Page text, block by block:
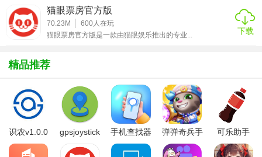
1. 私密聊天功能，保护情侣间的隐私。
等。
4. 多平台同步，随时随地与对方保持联系。
5. 丰富的情侣互动游戏，增进感情。
【小恩爱情侣用法】
猫眼票房官方版
70.23M 600 人在玩
猫眼票房官方版是一款由猫眼娱乐推出的专业...
下载
精品推荐
识农v1.0.0
gpsjoystick
手机查找器
app
弹弹奇兵手
游免费版
可乐助手
5.26版本